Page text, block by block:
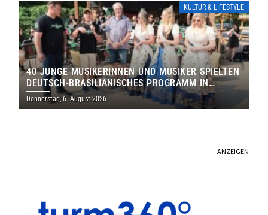
KULTUR & LIFESTYLE
40 JUNGE MUSIKERINNEN UND MUSIKER SPIELTEN
DEUTSCH-BRASILIANISCHES PROGRAMM IN
THOLEY
Donnerstag, 6. August 2026
ANZEIGEN